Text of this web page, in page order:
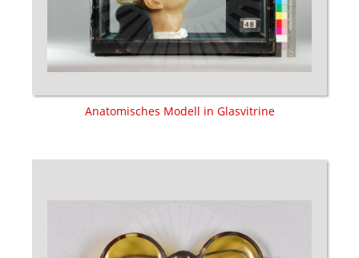
Anatomisches Modell in Glasvitrine